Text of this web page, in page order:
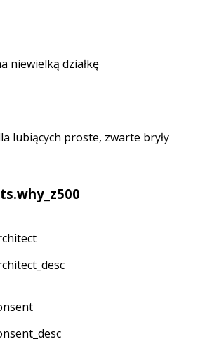
niewielką działkę
lubiących proste, zwarte bryły